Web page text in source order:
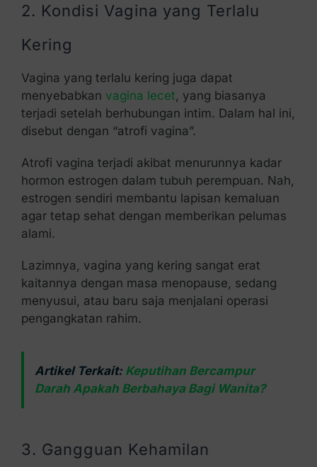
2. Kondisi Vagina yang Terlalu
Kering
Vagina yang terlalu kering juga dapat
menyebabkan vagina lecet , yang biasanya
terjadi setelah berhubungan intim. Dalam hal ini,
disebut dengan “atrofi vagina”.
Atrofi vagina terjadi akibat menurunnya kadar
hormon estrogen dalam tubuh perempuan. Nah,
estrogen sendiri membantu lapisan kemaluan
agar tetap sehat dengan memberikan pelumas
alami.
Lazimnya, vagina yang kering sangat erat
kaitannya dengan masa menopause, sedang
menyusui, atau baru saja menjalani operasi
pengangkatan rahim.
Artikel Terkait: Keputihan Bercampur
Darah Apakah Berbahaya Bagi Wanita?
3. Gangguan Kehamilan